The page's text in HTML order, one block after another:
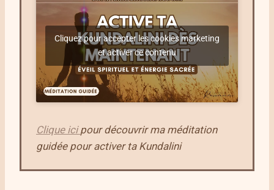
Cliquez pour accepter les cookies marketing
et activer ce contenu
Clique icipour découvrir ma méditation
guidée pour activer ta Kundalini